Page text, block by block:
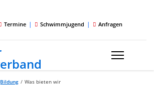
Termine | Schwimmjugend | Anfragen
Bildung / Was bieten wir